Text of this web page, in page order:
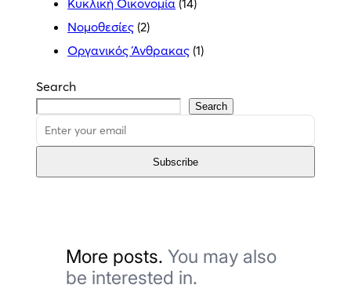
Κυκλική Οικονομία (14)
Νομοθεσίες (2)
Οργανικός Άνθρακας (1)
Search
Search
Subscribe
More posts.You may also
be interested in.